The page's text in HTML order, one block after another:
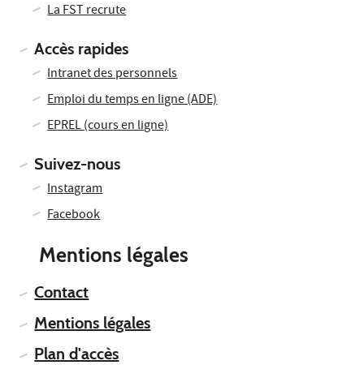
La FST recrute
Accès rapides
Intranet des personnels
Emploi du temps en ligne (ADE)
EPREL (cours en ligne)
Suivez-nous
Instagram
Facebook
Mentions légales
Contact
Mentions légales
Plan d'accès